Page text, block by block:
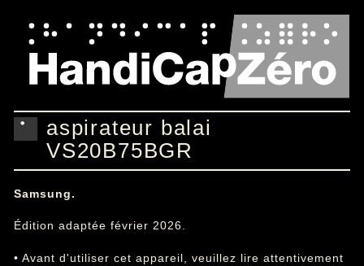
aspirateur balai
VS20B75BGR
Samsung.
Édition adaptée février 2026.
• Avant d'utiliser cet appareil, veuillez lire attentivement